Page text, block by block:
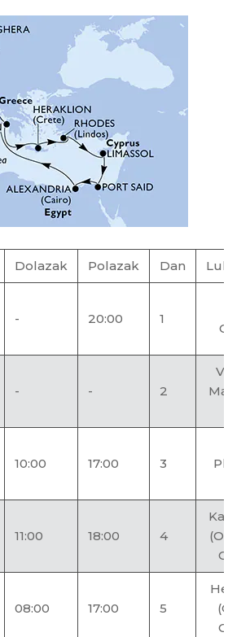
Dolazak Polazak Dan
- 20:00 1
- - 2
10:00 17:00 3
11:00 18:00 4
08:00 17:00 5